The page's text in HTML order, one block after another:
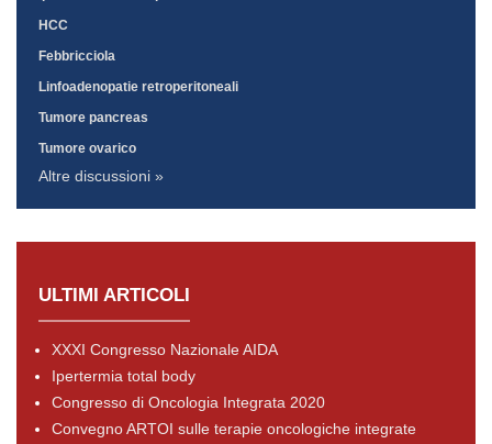
HCC
Febbricciola
Linfoadenopatie retroperitoneali
Tumore pancreas
Tumore ovarico
Altre discussioni »
ULTIMI ARTICOLI
XXXI Congresso Nazionale AIDA
Ipertermia total body
Congresso di Oncologia Integrata 2020
Convegno ARTOI sulle terapie oncologiche integrate